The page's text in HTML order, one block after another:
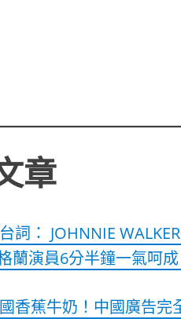
章
詞： JOHNNIE
蘭演員6分半鐘一氣呵成
香蕉牛奶！中國廣告